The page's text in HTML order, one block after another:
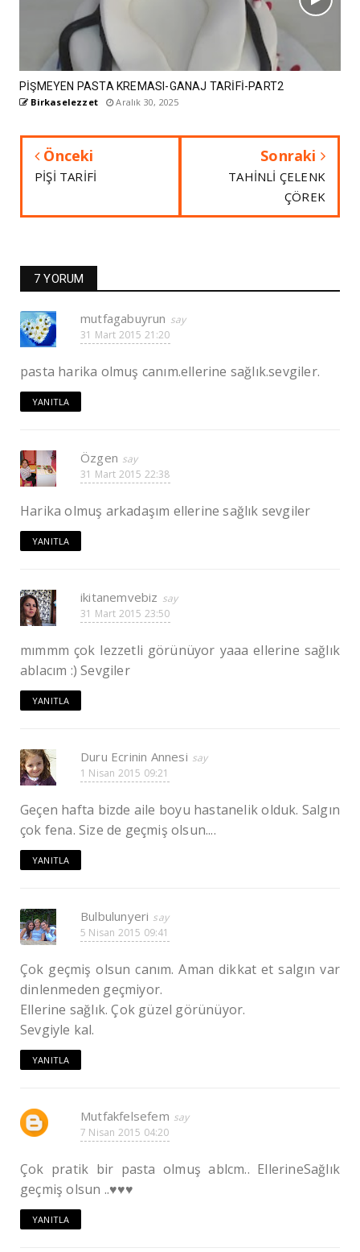
PİŞMEYEN PASTA KREMASI-GANAJ TARİFİ-PART2
Birkaselezzet Aralık 30, 2025
Önceki
PİŞİ TARİFİ
Sonraki
TAHİNLİ ÇELENK
ÇÖREK
7 YORUM
mutfagabuyrun
31 Mart 2015 21:20
pasta harika olmuş canım.ellerine sağlık.sevgiler.
YANITLA
Özgen
31 Mart 2015 22:38
Harika olmuş arkadaşım ellerine sağlık sevgiler
YANITLA
ikitanemvebiz
31 Mart 2015 23:50
mımmm çok lezzetli görünüyor yaaa ellerine sağlık
ablacım :) Sevgiler
YANITLA
Duru Ecrinin Annesi
1 Nisan 2015 09:21
Geçen hafta bizde aile boyu hastanelik olduk. Salgın
çok fena. Size de geçmiş olsun....
YANITLA
Bulbulunyeri
5 Nisan 2015 09:41
Çok geçmiş olsun canım. Aman dikkat et salgın var
dinlenmeden geçmiyor.
Ellerine sağlık. Çok güzel görünüyor.
Sevgiyle kal.
YANITLA
Mutfakfelsefem
7 Nisan 2015 04:20
Çok pratik bir pasta olmuş ablcm.. EllerineSağlık
geçmiş olsun ..♥♥♥
YANITLA